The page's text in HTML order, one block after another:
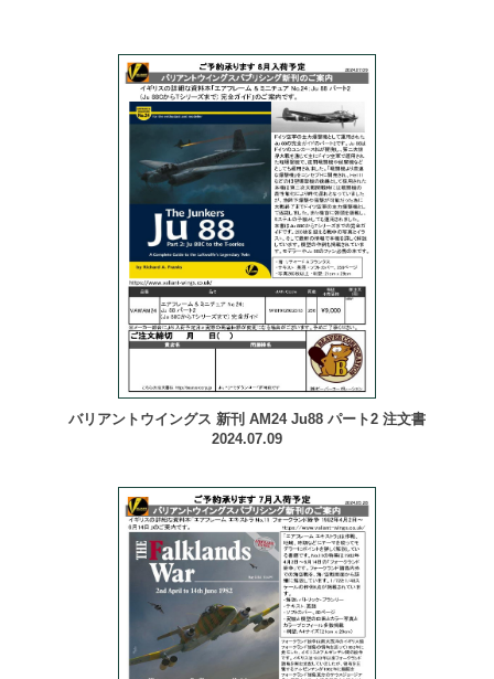
バリアントウイングス 新刊 AM24 Ju88 パート2 注文書
2024.07.09